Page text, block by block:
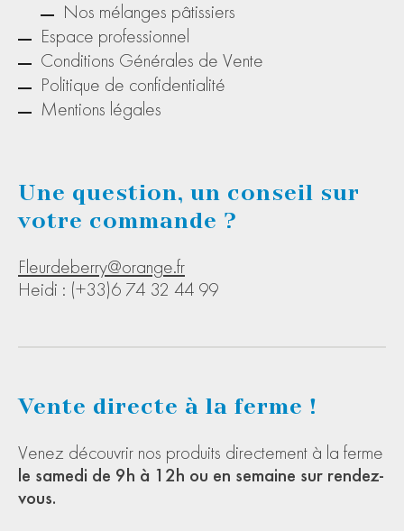
Nos mélanges pâtissiers
Espace professionnel
Conditions Générales de Vente
Politique de confidentialité
Mentions légales
Une question, un conseil sur
votre commande ?
Fleurdeberry@orange.fr
Heidi : (+33)6 74 32 44 99
Vente directe à la ferme !
Venez découvrir nos produits directement à la ferme
le samedi de 9h à 12h ou en semaine sur rendez-
vous.